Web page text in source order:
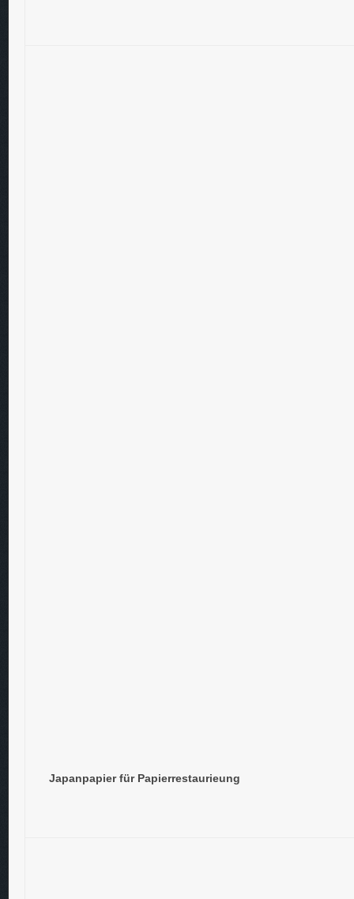
Japanpapier für Papierrestaurieung